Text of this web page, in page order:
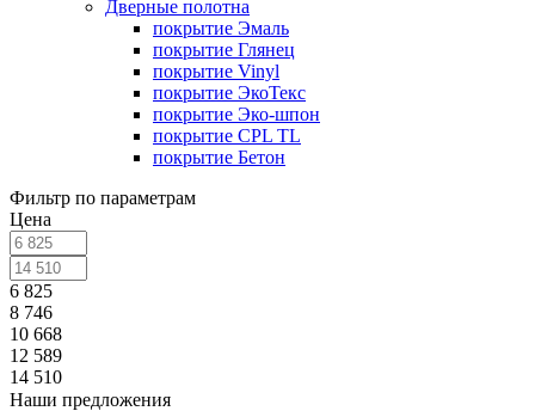
Дверные полотна
покрытие Эмаль
покрытие Глянец
покрытие Vinyl
покрытие ЭкоТекс
покрытие Эко-шпон
покрытие CPL TL
покрытие Бетон
Фильтр по параметрам
Цена
6 825
8 746
10 668
12 589
14 510
Наши предложения